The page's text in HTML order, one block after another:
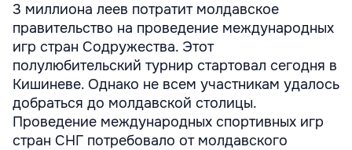
3 миллиона леев потратит молдавское
правительство на проведение международных
игр стран Содружества. Этот
полулюбительский турнир стартовал сегодня в
Кишиневе. Однако не всем участникам удалось
добраться до молдавской столицы.
Проведение международных спортивных игр
стран СНГ потребовало от молдавского